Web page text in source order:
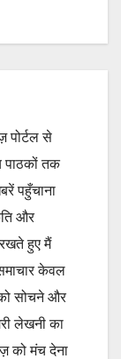
पोर्टल से
पाठकों तक
पहुँचाना
और
रखते हुए मैं
केवल
सोचने और
लेखनी का
को मंच देना